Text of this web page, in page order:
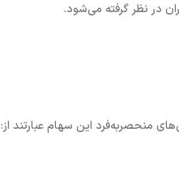
در نظر گرفته می‌شود.
منحصربه‌فرد این سهام عبارتند از: